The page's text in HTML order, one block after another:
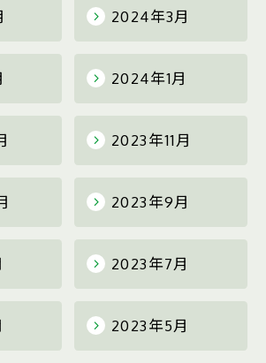
2024年3月
2024年1月
2023年11月
2023年9月
2023年7月
2023年5月